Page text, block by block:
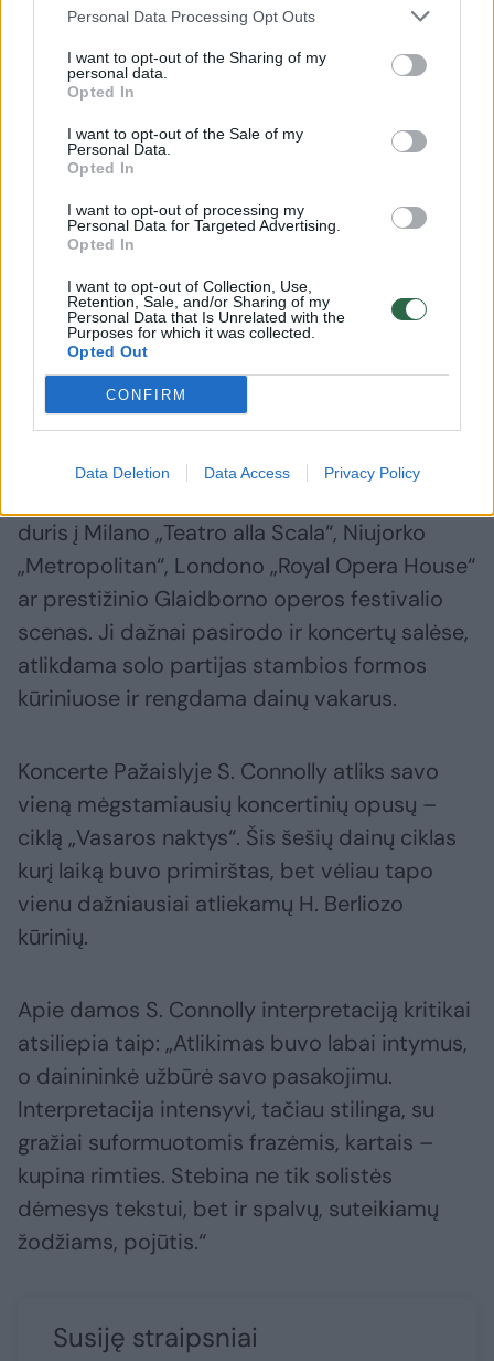
Personal Data Processing Opt Outs
I want to opt-out of the Sharing of my
personal data.
Opted In
I want to opt-out of the Sale of my
Personal Data.
Opted In
I want to opt-out of processing my
Personal Data for Targeted Advertising.
Opted In
I want to opt-out of Collection, Use,
Retention, Sale, and/or Sharing of my
Personal Data that Is Unrelated with the
Purposes for which it was collected.
Opted Out
CONFIRM
Data Deletion Data Access Privacy Policy
kurie, šaliai išstojus iš ES, gali patirti tam tikrą
atskirtį, apribosiančią jų galimybes rodyti
savo talentus Europos ir pasaulio scenose.
Šiuo metu solistė intensyviai rūpinasi Anglijos
sumažintas finansavimas, išsaugojimu.
„Nesuklysiu sakydamas, kad ji išties pelnytai
gavo damos titulą, suteiktą pačios Jungtinės
Karalystės karalienės Elžbietos II“, – apie S.
Connolly indėlį į Britanijos kultūrą kalbėjo E.
Montvidas.
Pasaulinę šlovę dainininkė pelnė baroko
duris į Milano „Teatro alla Scala“, Niujorko
„Metropolitan“, Londono „Royal Opera House“
ar prestižinio Glaidborno operos festivalio
scenas. Ji dažnai pasirodo ir koncertų salėse,
atlikdama solo partijas stambios formos
kūriniuose ir rengdama dainų vakarus.
Koncerte Pažaislyje S. Connolly atliks savo
vieną mėgstamiausių koncertinių opusų –
ciklą „Vasaros naktys“. Šis šešių dainų ciklas
kurį laiką buvo primirštas, bet vėliau tapo
vienu dažniausiai atliekamų H. Berliozo
kūrinių.
Apie damos S. Connolly interpretaciją kritikai
atsiliepia taip: „Atlikimas buvo labai intymus,
o dainininkė užbūrė savo pasakojimu.
Interpretacija intensyvi, tačiau stilinga, su
gražiai suformuotomis frazėmis, kartais –
kupina rimties. Stebina ne tik solistės
dėmesys tekstui, bet ir spalvų, suteikiamų
žodžiams, pojūtis.“
Susiję straipsniai